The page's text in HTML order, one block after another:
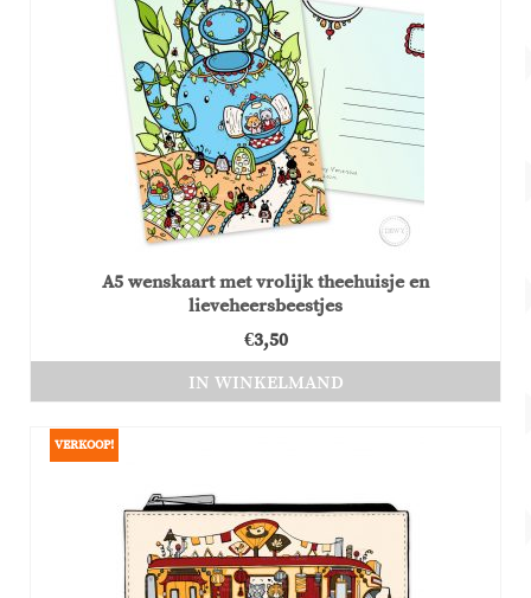
A5 wenskaart met vrolijk theehuisje en
lieveheersbeestjes
€3,50
IN WINKELMAND
VERKOOP!